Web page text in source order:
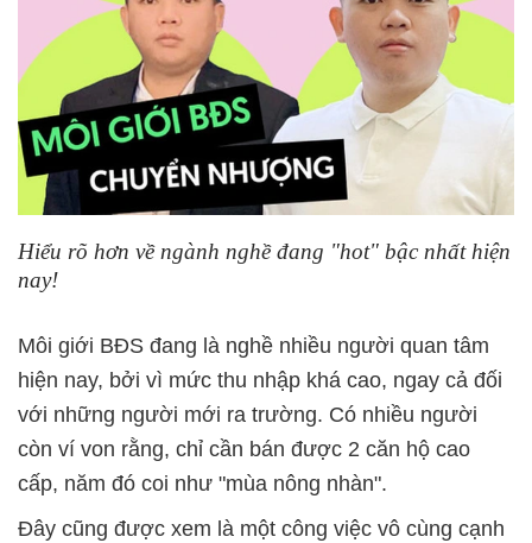
Hiểu rõ hơn về ngành nghề đang "hot" bậc nhất hiện
nay!
Môi giới BĐS đang là nghề nhiều người quan tâm
hiện nay, bởi vì mức thu nhập khá cao, ngay cả đối
với những người mới ra trường. Có nhiều người
còn ví von rằng, chỉ cần bán được 2 căn hộ cao
cấp, năm đó coi như "mùa nông nhàn".
Đây cũng được xem là một công việc vô cùng cạnh